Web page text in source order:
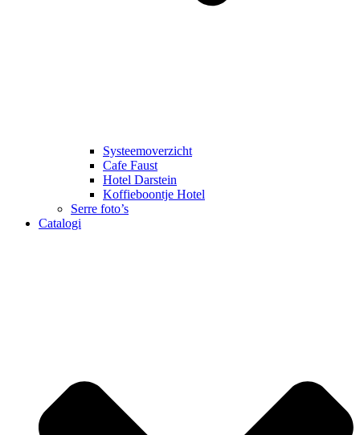
Systeemoverzicht
Cafe Faust
Hotel Darstein
Koffieboontje Hotel
Serre foto’s
Catalogi